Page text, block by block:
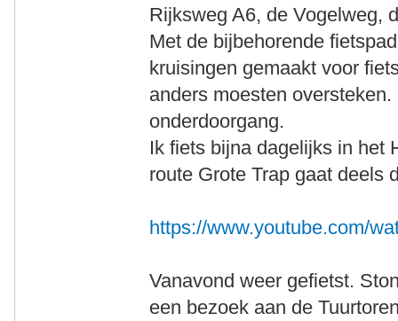
Rijksweg A6, de Vogelweg,
Met de bijbehorende
kruisingen gemaakt voor
anders moesten
onderdoorgang.
Ik fiets bijna dagelijks in het
route Grote Trap gaat deels
https://www.youtube.com/
Vanavond weer gefietst.
een bezoek aan de